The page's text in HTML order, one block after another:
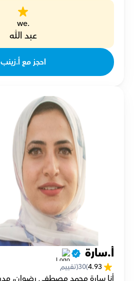
.we
عبد الله
احجز مع أ.زينب
أ.سارة
4.93
(
30(تقييم